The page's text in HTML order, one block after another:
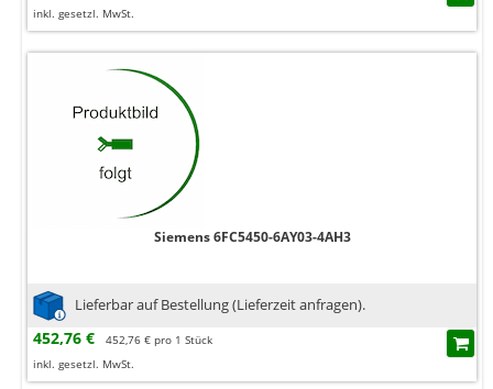
inkl. gesetzl. MwSt.
Siemens 6FC5450-6AY03-4AH3
Lieferbar auf Bestellung (Lieferzeit anfragen).
452,76 €
452,76 € pro 1 Stück
inkl. gesetzl. MwSt.